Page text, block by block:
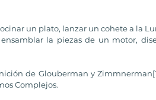
un plato, lanzar un cohete a la
la piezas de un motor,
de Glouberman y
Complejos.